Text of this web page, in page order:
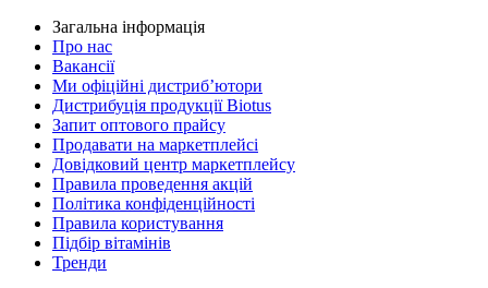
Загальна інформація
Про нас
Вакансії
Ми офіційні дистриб’ютори
Дистрибуція продукції Biotus
Запит оптового прайсу
Продавати на маркетплейсі
Довідковий центр маркетплейсу
Правила проведення акцій
Політика конфіденційності
Правила користування
Підбір вітамінів
Тренди